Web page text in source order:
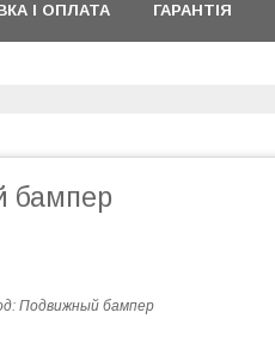
І ОПЛАТА ГАРАНТІЯ
бампер
Подвижный бампер